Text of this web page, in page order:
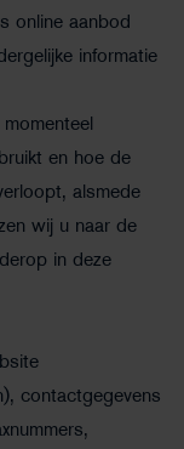
online aanbod
informatie
en hoe de
alsmede
wij u naar de
in deze
contactgegevens